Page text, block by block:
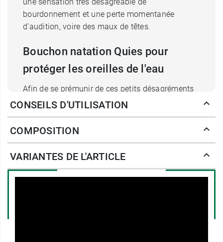
bourdonnement et une perte momentanée
d’audition, voire des maux de têtes.
Bouchon natation Quies pour
protéger les oreilles de l'eau
Afin de se prémunir de ces petits désagréments
qui peuvent s’aggraver avec le temps, il est donc
afin d’éviter que l’eau n’y entre. Grâce à leur
Quiessont très malléables et s’adaptent à tous
les types d’oreilles, leur permettant de rester en
place tout au long de la baignade ou de la
CONSEILS D'UTILISATION
COMPOSITION
VARIANTES DE L'ARTICLE